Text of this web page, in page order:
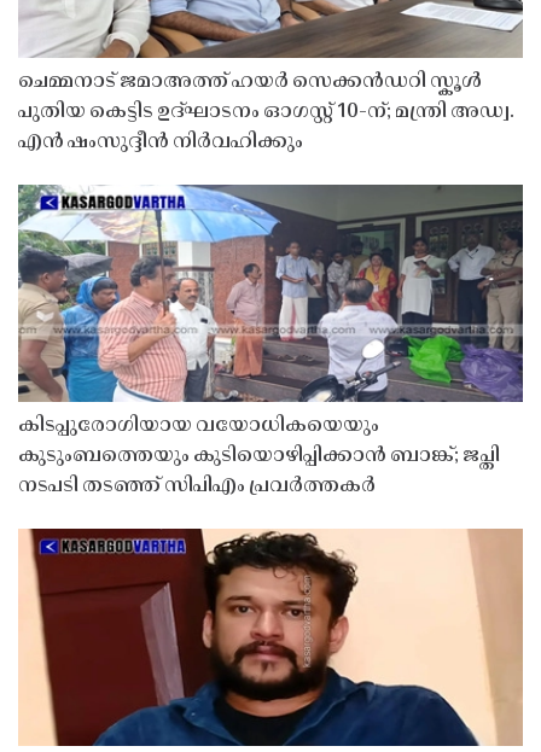
ചെമ്മനാട് ജമാഅത്ത് ഹയർ സെക്കൻഡറി സ്കൂൾ
പുതിയ കെട്ടിട ഉദ്ഘാടനം ഓഗസ്റ്റ് 10-ന്; മന്ത്രി അഡ്വ.
എൻ ഷംസുദ്ദീൻ നിർവഹിക്കും
കിടപ്പുരോഗിയായ വയോധികയെയും
കുടുംബത്തെയും കുടിയൊഴിപ്പിക്കാൻ ബാങ്ക്; ജപ്തി
നടപടി തടഞ്ഞ് സിപിഎം പ്രവർത്തകർ